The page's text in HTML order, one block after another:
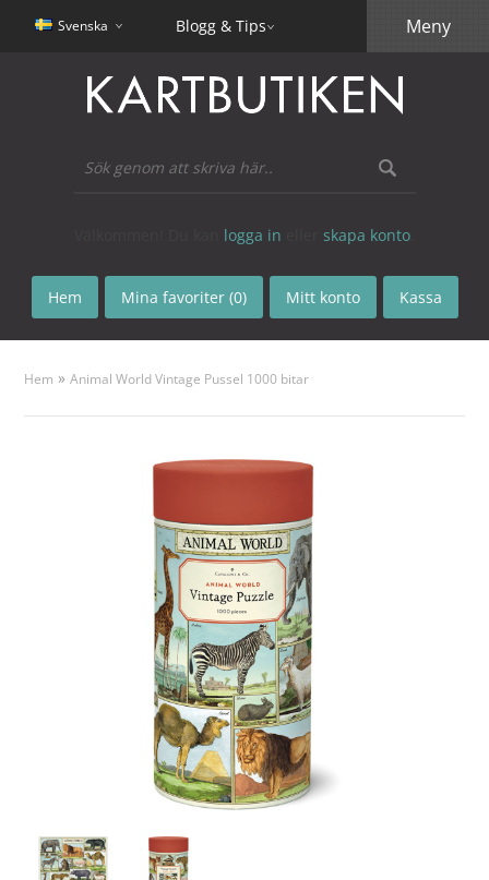
Svenska Blogg & Tips
logga in skapa konto
Hem Mina favoriter (0) Mitt konto Kassa
Meny
Hem »Animal World Vintage Pussel 1000 bitar